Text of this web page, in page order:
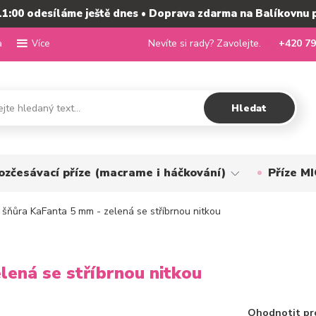
odesíláme ještě dnes • Doprava zdarma na Balíkovnu
Více
Hledat
Nevíte si rady? Zavolejte. +420
příze (macrame i háčkování) Příze
KaFanta 5 mm - zelená se stříbrnou nitkou
se stříbrnou nitkou
Ohodnotit